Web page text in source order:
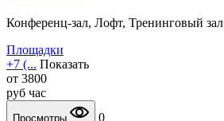
Конференц-зал, Лофт, Тренинговый зал
Площадки
+7 (... Показать
от 3800
руб час
Просмотры 0